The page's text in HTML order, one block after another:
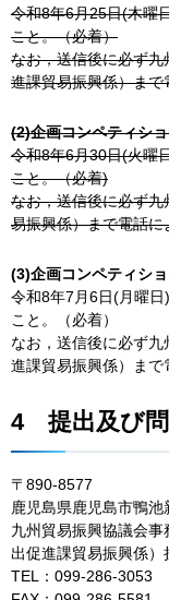
令和8年6月25日(木曜
こと。（必着）
なお，送信後に必ず
進課貿易振興係）ま
(2)企画コンペティシ
令和8年6月30日(火曜
こと。（必着)
なお，送信後に必ず
易振興係）まで電話
(3)企画コンペティシ
令和8年7月6日(月曜
こと。（必着）
なお，送信後に必ず
進課貿易振興係）まで
4 提出及び
〒890-8577
鹿児島県鹿児島市鴨池
九州貿易振興協議会
出促進課貿易振興係）
TEL：099-286-3053